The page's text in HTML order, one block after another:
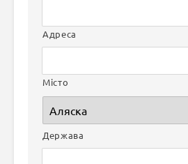
Адреса
Місто
Держава